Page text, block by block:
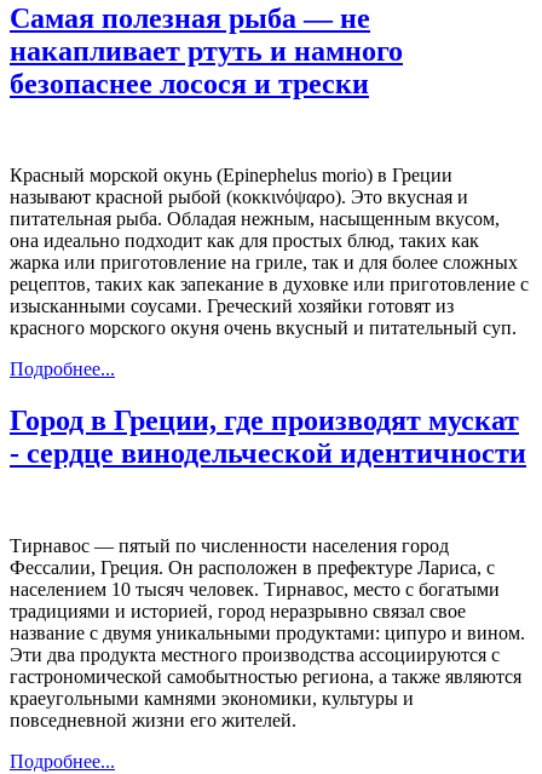
Самая полезная рыба — не
накапливает ртуть и намного
безопаснее лосося и трески
Красный морской окунь (Epinephelus morio) в Греции
называют красной рыбой (κοκκινόψαρο). Это вкусная и
питательная рыба. Обладая нежным, насыщенным вкусом,
она идеально подходит как для простых блюд, таких как
жарка или приготовление на гриле, так и для более сложных
рецептов, таких как запекание в духовке или приготовление с
изысканными соусами. Греческий хозяйки готовят из
красного морского окуня очень вкусный и питательный суп.
Подробнее...
Город в Греции, где производят мускат
- сердце винодельческой идентичности
Тирнавос — пятый по численности населения город
Фессалии, Греция. Он расположен в префектуре Лариса, с
населением 10 тысяч человек. Тирнавос, место с богатыми
традициями и историей, город неразрывно связал свое
название с двумя уникальными продуктами: ципуро и вином.
Эти два продукта местного производства ассоциируются с
гастрономической самобытностью региона, а также являются
краеугольными камнями экономики, культуры и
повседневной жизни его жителей.
Подробнее...